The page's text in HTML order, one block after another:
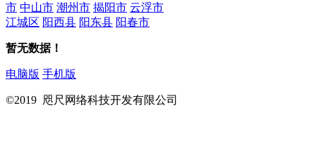
市 中山市 潮州市 揭阳市 云浮市
江城区 阳西县 阳东县 阳春市
暂无数据！
电脑版 手机版
©2019 咫尺网络科技开发有限公司